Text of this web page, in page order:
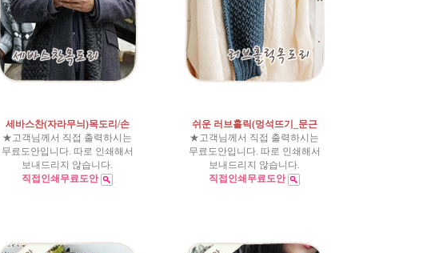
세바스찬(자라무늬)목도리/손
★고객님께서 직접 출력하시는
무료도안입니다. 따로 인쇄해서
보내드리지 않습니다.
직접인쇄무료도안
쉬운 러브홀릭(멍석뜨기_문근
★고객님께서 직접 출력하시는
무료도안입니다. 따로 인쇄해서
보내드리지 않습니다.
직접인쇄무료도안